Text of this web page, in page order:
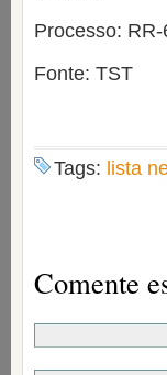
Processo:
Fonte: TST
Tags: lista
Comente